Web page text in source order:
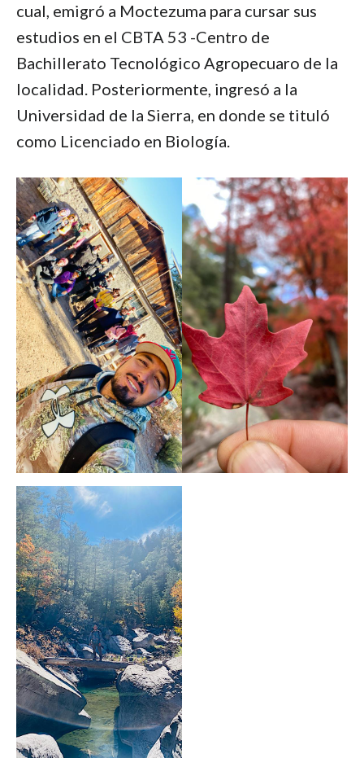
cual, emigró a Moctezuma para cursar sus
estudios en el CBTA 53 -Centro de
Bachillerato Tecnológico Agropecuaro de la
localidad. Posteriormente, ingresó a la
Universidad de la Sierra, en donde se tituló
como Licenciado en Biología.